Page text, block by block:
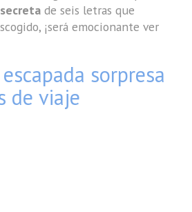
de seis letras que
¡será emocionante ver
sorpresa
de viaje